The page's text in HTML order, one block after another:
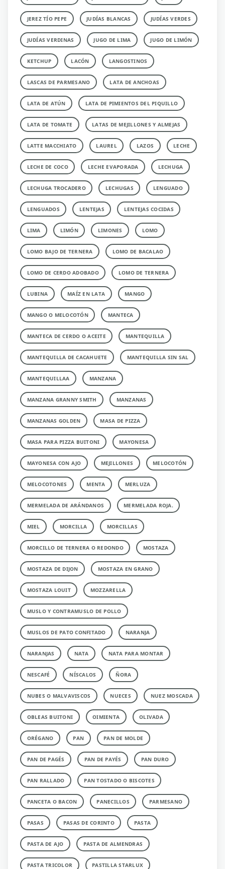
JEREZ TÍO PEPE JUDÍAS BLANCAS JUDÍAS VERDES
JUDÍAS VERDINAS JUGO DE LIMA JUGO DE LIMÓN
KETCHUP LACÓN LANGOSTINOS
LASCAS DE PARMESANO LATA DE ANCHOAS
LATA DE ATÚN LATA DE PIMIENTOS DEL PIQUILLO
LATA DE TOMATE LATAS DE MEJILLONES Y ALMEJAS
LATTE MACCHIATO LAUREL LAZOS LECHE
LECHE DE COCO LECHE EVAPORADA LECHUGA
LECHUGA TROCADERO LECHUGAS LENGUADO
LENGUADOS LENTEJAS LENTEJAS COCIDAS
LIMA LIMÓN LIMONES LOMO
LOMO BAJO DE TERNERA LOMO DE BACALAO
LOMO DE CERDO ADOBADO LOMO DE TERNERA
LUBINA MAÍZ EN LATA MANGO
MANGO O MELOCOTÓN MANTECA
MANTECA DE CERDO O ACEITE MANTEQUILLA
MANTEQUILLA DE CACAHUETE MANTEQUILLA SIN SAL
MANTEQUILLAA MANZANA
MANZANA GRANNY SMITH MANZANAS
MANZANAS GOLDEN MASA DE PIZZA
MASA PARA PIZZA BUITONI MAYONESA
MAYONESA CON AJO MEJILLONES MELOCOTÓN
MELOCOTONES MENTA MERLUZA
MERMELADA DE ARÁNDANOS MERMELADA ROJA.
MIEL MORCILLA MORCILLAS
MORCILLO DE TERNERA O REDONDO MOSTAZA
MOSTAZA DE DIJON MOSTAZA EN GRANO
MOSTAZA LOUIT MOZZARELLA
MUSLO Y CONTRAMUSLO DE POLLO
MUSLOS DE PATO CONFITADO NARANJA
NARANJAS NATA NATA PARA MONTAR
NESCAFÉ NÍSCALOS ÑORA
NUBES O MALVAVISCOS NUECES NUEZ MOSCADA
OBLEAS BUITONI OIMIENTA OLIVADA
ORÉGANO PAN PAN DE MOLDE
PAN DE PAGÉS PAN DE PAYÉS PAN DURO
PAN RALLADO PAN TOSTADO O BISCOTES
PANCETA O BACON PANECILLOS PARMESANO
PASAS PASAS DE CORINTO PASTA
PASTA DE AJO PASTA DE ALMENDRAS
PASTA TRICOLOR PASTILLA STARLUX